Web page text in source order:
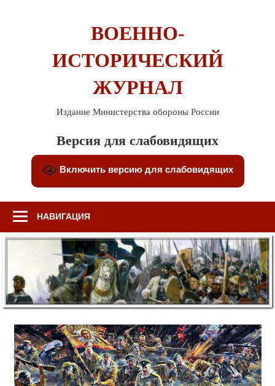
ВОЕННО-
ИСТОРИЧЕСКИЙ
ЖУРНАЛ
Издание Министерства обороны России
Версия для слабовидящих
Включить версию для слабовидящих
НАВИГАЦИЯ